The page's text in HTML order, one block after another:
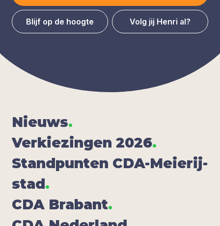
Blijf op de hoogte Volg jij Henri al?
Nieuws.
Ver­kie­zin­gen 2026.
Stand­pun­ten CDA-Mei­e­rij­
stad.
CDA Bra­bant.